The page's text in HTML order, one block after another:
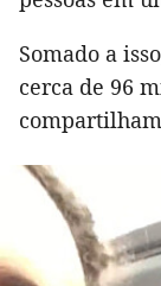
Somado a
cerca de 96